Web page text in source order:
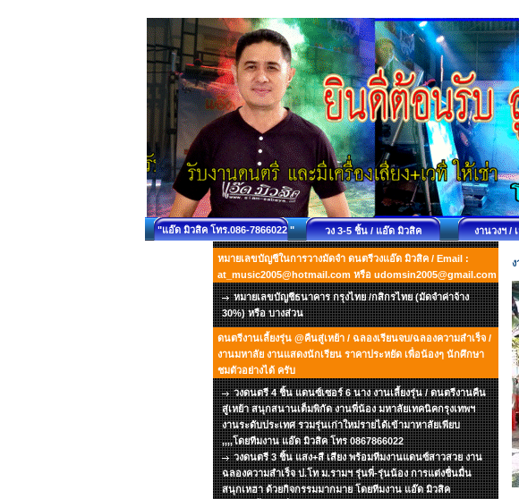
"แอ๊ด มิวสิค โทร.086-7866022 " วง 3-5 ชิ้น / แอ๊ด มิวสิค งานวงฯ /
หมายเลขบัญชีในการวางมัดจำ ดนตรีวงแอ๊ด มิวสิค / Email :
at_music2005@hotmail.com หรือ udomsin2005@gmail.com
หมายเลขบัญชีธนาคาร กรุงไทย /กสิกรไทย (มัดจำค่าจ้าง
30%) หรือ บางส่วน
ดนตรีงานเลี้ยงรุ่น @คืนสู่เหย้า / ฉลองเรียนจบ/ฉลองความสำเร็จ /
งานมหาลัย งานแสดงนักเรียน ราคาประหยัด เพื่อน้องๆ นักศึกษา
ชมตัวอย่างได้ ครับ
วงดนตรี 4 ชิ้น แดนซ์เซอร์ 6 นาง งานเลี้ยงรุ่น / ดนตรีงานคืน
สู่เหย้า สนุกสนานเต็มพิกัด งานพี่น้อง มหาลัยเทคนิคกรุงเทพฯ
งานระดับประเทศ รวมรุ่นเก่าใหม่รายได้เข้ามาหาลัยเพียบ
,,,,โดยทีมงาน แอ๊ด มิวสิค โทร 0867866022
วงดนตรี 3 ชิ้น แสง+สี เสียง พร้อมทีมงานแดนซ์สาวสวย งาน
ฉลองความสำเร็จ ป.โท ม.รามฯ รุ่นพี่-รุ่นน้อง การแต่งชื่นมื่น
สนุกเหฮา ด้วยกิจกรรมมากมาย โดยทีมงาน แอ๊ด มิวสิค